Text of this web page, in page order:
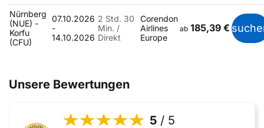
Nürnberg
(NUE) -
Korfu
(CFU)
07.10.2026
-
14.10.2026
2 Std. 30
Min. /
Direkt
Corendon
Airlines
Europe
ab 185,39 €
Unsere Bewertungen
5 / 5